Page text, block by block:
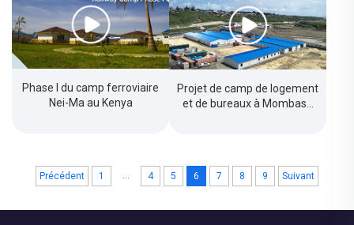
Phase I du camp ferroviaire
Nei-Ma au Kenya
Projet de camp de logement
et de bureaux à Mombasa
Précédent 1 4 5 6 7 8 9 Suivant